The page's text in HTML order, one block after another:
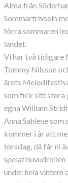
Alma från
Sommartrivseln
förra sommaren
landet.
Vi har två tidigare
Tommy Nilsson
årets
som fick sitt stora
egna William
Anna Sahlene
kommer i år att
torsdag, då får ni
spelat
under hela vintern